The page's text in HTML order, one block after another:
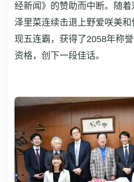
经新闻》的赞助而中断。随
泽里菜连续击退上野爱咲美
现五连霸，获得了2058年称誉
资格，创下一段佳话。